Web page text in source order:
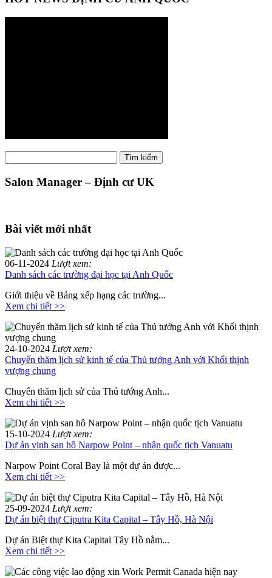
kiếm:
Tìm kiếm
Salon Manager – Định cư UK
Bài viết mới nhất
06-11-2024 Lượt xem:
Danh sách các trường đại học tại Anh Quốc
Giới thiệu về Bảng xếp hạng các trường...
Xem chi tiết >>
24-10-2024 Lượt xem:
Chuyến thăm lịch sử kinh tế của Thủ tướng Anh với Khối thịnh
vượng chung
Chuyến thăm lịch sử của Thủ tướng Anh...
Xem chi tiết >>
15-10-2024 Lượt xem:
Dự án vịnh san hô Narpow Point – nhận quốc tịch Vanuatu
Narpow Point Coral Bay là một dự án được...
Xem chi tiết >>
25-09-2024 Lượt xem:
Dự án biệt thự Ciputra Kita Capital – Tây Hồ, Hà Nội
Dự án Biệt thự Kita Capital Tây Hồ nằm...
Xem chi tiết >>